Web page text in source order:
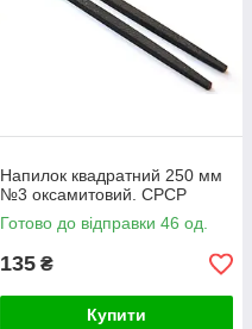
Напилок квадратний 250 мм
№3 оксамитовий. СРСР
Готово до відправки 46 од.
135 ₴
Купити